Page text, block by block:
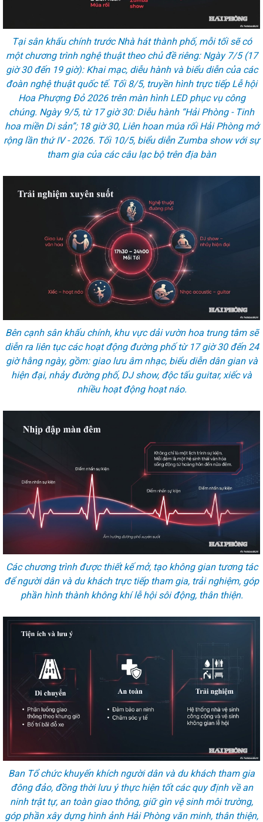
Tại sân khấu chính trước Nhà hát thành phố, mỗi tối sẽ có
một chương trình nghệ thuật theo chủ đề riêng: Ngày 7/5 (17
giờ 30 đến 19 giờ): Khai mạc, diễu hành và biểu diễn của các
đoàn nghệ thuật quốc tế. Tối 8/5, truyền hình trực tiếp Lễ hội
Hoa Phượng Đỏ 2026 trên màn hình LED phục vụ công
chúng. Ngày 9/5, từ 17 giờ 30: Diễu hành “Hải Phòng - Tinh
hoa miền Di sản”; 18 giờ 30, Liên hoan múa rối Hải Phòng mở
rộng lần thứ IV - 2026. Tối 10/5, biểu diễn Zumba show với sự
tham gia của các câu lạc bộ trên địa bàn
Bên cạnh sân khấu chính, khu vực dải vườn hoa trung tâm sẽ
diễn ra liên tục các hoạt động đường phố từ 17 giờ 30 đến 24
giờ hằng ngày, gồm: giao lưu âm nhạc, biểu diễn dân gian và
hiện đại, nhảy đường phố, DJ show, độc tấu guitar, xiếc và
nhiều hoạt động hoạt náo.
Các chương trình được thiết kế mở, tạo không gian tương tác
để người dân và du khách trực tiếp tham gia, trải nghiệm, góp
phần hình thành không khí lễ hội sôi động, thân thiện.
Ban Tổ chức khuyến khích người dân và du khách tham gia
đông đảo, đồng thời lưu ý thực hiện tốt các quy định về an
ninh trật tự, an toàn giao thông, giữ gìn vệ sinh môi trường,
góp phần xây dựng hình ảnh Hải Phòng văn minh, thân thiện,